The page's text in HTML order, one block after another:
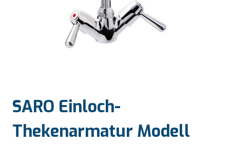
SARO Einloch-
Thekenarmatur Modell